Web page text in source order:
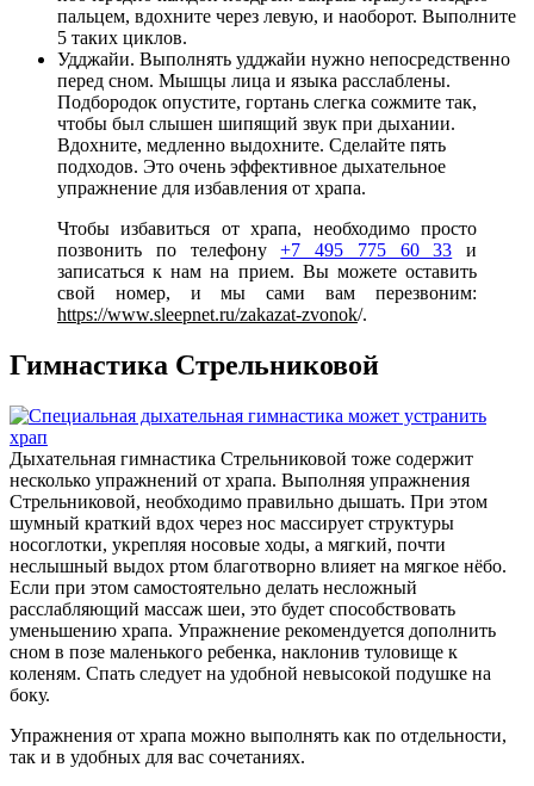
пальцем, вдохните через левую, и наоборот. Выполните
5 таких циклов.
Удджайи. Выполнять удджайи нужно непосредственно
перед сном. Мышцы лица и языка расслаблены.
Подбородок опустите, гортань слегка сожмите так,
чтобы был слышен шипящий звук при дыхании.
Вдохните, медленно выдохните. Сделайте пять
подходов. Это очень эффективное дыхательное
упражнение для избавления от храпа.
Чтобы избавиться от храпа, необходимо просто
позвонить по телефону+7 495 775 60 33
и
записаться к нам на прием. Вы можете оставить
свой номер, и мы сами вам перезвоним:
https://www.sleepnet.ru/zakazat-zvonok/.
Гимнастика Стрельниковой
Дыхательная гимнастика Стрельниковой тоже содержит
несколько упражнений от храпа. Выполняя упражнения
Стрельниковой, необходимо правильно дышать. При этом
шумный краткий вдох через нос массирует структуры
носоглотки, укрепляя носовые ходы, а мягкий, почти
неслышный выдох ртом благотворно влияет на мягкое нёбо.
Если при этом самостоятельно делать несложный
расслабляющий массаж шеи, это будет способствовать
уменьшению храпа. Упражнение рекомендуется дополнить
сном в позе маленького ребенка, наклонив туловище к
коленям. Спать следует на удобной невысокой подушке на
боку.
Упражнения от храпа можно выполнять как по отдельности,
так и в удобных для вас сочетаниях.